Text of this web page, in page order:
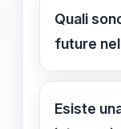
Quali
future
Esiste